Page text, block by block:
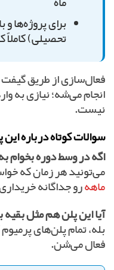
برای پروژه‌ها
تحصیلی) کاملاً
فعال‌سازی از طریق گیفت
انجام می‌شه؛ نیازی به
نیست.
سوالات کوتاه درباره این
اگه در وسط دوره بخوام
می‌تونید هر زمان که
ماههرو جداگانه
آیا این پلن هم مثل
بله، تمام پلن‌های
فعال می‌شن.